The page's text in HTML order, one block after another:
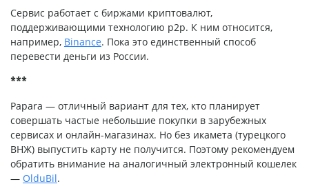
Сервис работает с биржами криптовалют,
поддерживающими технологию p2p. К ним относится,
например, Binance. Пока это единственный способ
перевести деньги из России.
***
Papara — отличный вариант для тех, кто планирует
совершать частые небольшие покупки в зарубежных
сервисах и онлайн-магазинах. Но без икамета (турецкого
ВНЖ) выпустить карту не получится. Поэтому рекомендуем
обратить внимание на аналогичный электронный кошелек
— OlduBil.